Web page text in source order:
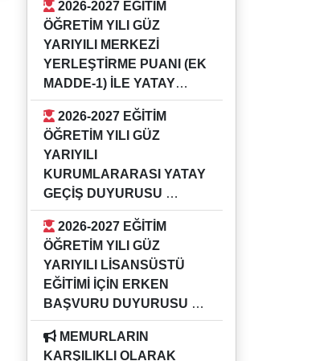
GÜZ YARIYILI KURUMİÇİ YATAY
GEÇİŞ DUYURUSU
ÖĞRETİM YILI GÜZ
YARIYILI MERKEZİ
YERLEŞTİRME PUANI (EK
MADDE-1) İLE YATAY
GEÇİŞ DUYURUSU
16.07.2026
2026-2027 EĞİTİM ÖĞRETİM YILI
GÜZ YARIYILI MERKEZİ
YERLEŞTİRME PUANI (EK
MADDE-1) İLE YATAY GEÇİŞ
DUYURUSU
ÖĞRETİM YILI GÜZ
YARIYILI
KURUMLARARASI YATAY
GEÇİŞ DUYURUSU
16.07.2026
2026-2027 EĞİTİM ÖĞRETİM YILI
GÜZ YARIYILI KURUMLARARASI
YATAY GEÇİŞ DUYURUSU
ÖĞRETİM YILI GÜZ
YARIYILI LİSANSÜSTÜ
EĞİTİMİ İÇİN ERKEN
BAŞVURU DUYURUSU
04.05.2026
Bilgi için ilgili enstitü müdürlükleri
KARŞILIKLI OLARAK